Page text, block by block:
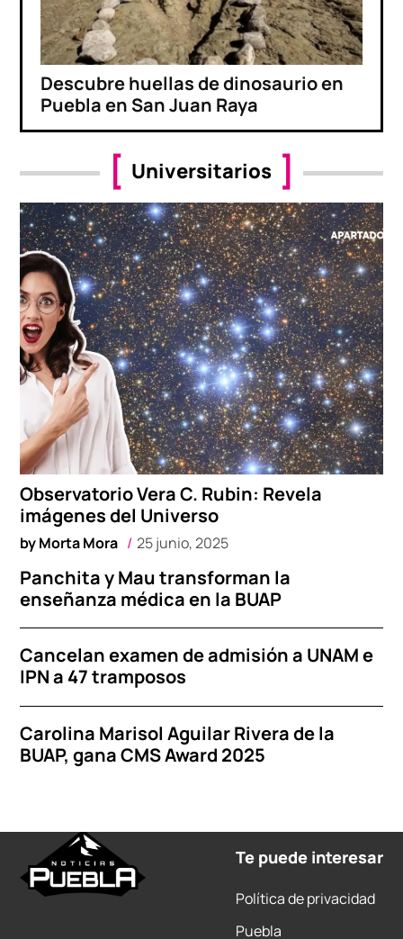
Descubre huellas de dinosaurio en
Puebla en San Juan Raya
Universitarios
Observatorio Vera C. Rubin: Revela
imágenes del Universo
byMorta Mora 25 junio, 2025
Panchita y Mau transforman la
enseñanza médica en la BUAP
Cancelan examen de admisión a UNAM e
IPN a 47 tramposos
Carolina Marisol Aguilar Rivera de la
BUAP, gana CMS Award 2025
Te puede interesar
Política de privacidad
Puebla